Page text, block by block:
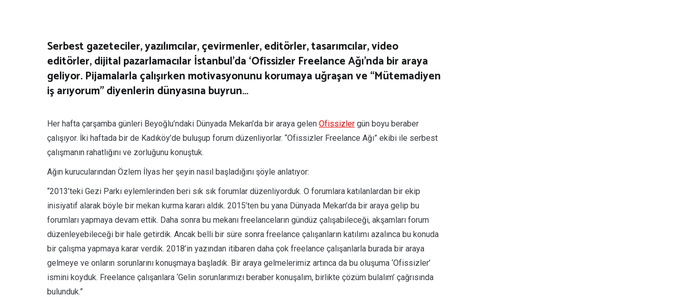
Serbest gazeteciler, yazılımcılar, çevirmenler, editörler, tasarımcılar, video
editörler, dijital pazarlamacılar İstanbul’da ‘Ofissizler Freelance Ağı’nda bir araya
geliyor. Pijamalarla çalışırken motivasyonunu korumaya uğraşan ve “Mütemadiyen
iş arıyorum” diyenlerin dünyasına buyrun…
Her hafta çarşamba günleri Beyoğlu’ndaki Dünyada Mekan’da bir araya gelen Ofissizler gün boyu beraber
çalışıyor. İki haftada bir de Kadıköy’de buluşup forum düzenliyorlar. “Ofissizler Freelance Ağı” ekibi ile serbest
çalışmanın rahatlığını ve zorluğunu konuştuk.
Ağın kurucularından Özlem İlyas her şeyin nasıl başladığını şöyle anlatıyor:
“2013’teki Gezi Parkı eylemlerinden beri sık sık forumlar düzenliyorduk. O forumlara katılanlardan bir ekip
inisiyatif alarak böyle bir mekan kurma kararı aldık. 2015’ten bu yana Dünyada Mekan’da bir araya gelip bu
forumları yapmaya devam ettik. Daha sonra bu mekanı freelanceların gündüz çalışabileceği, akşamları forum
düzenleyebileceği bir hale getirdik. Ancak belli bir süre sonra freelance çalışanların katılımı azalınca bu konuda
bir çalışma yapmaya karar verdik. 2018’in yazından itibaren daha çok freelance çalışanlarla burada bir araya
gelmeye ve onların sorunlarını konuşmaya başladık. Bir araya gelmelerimiz artınca da bu oluşuma ‘Ofissizler’
ismini koyduk. Freelance çalışanlara ‘Gelin sorunlarımızı beraber konuşalım, birlikte çözüm bulalım’ çağrısında
bulunduk.”